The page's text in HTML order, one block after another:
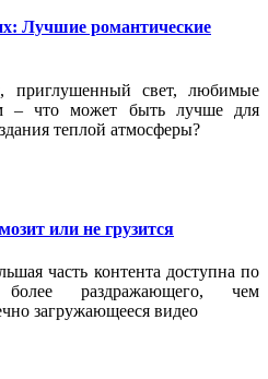
Лучшие романтические
приглушенный свет, любимые
– что может быть лучше для
теплой атмосферы?
или не грузится
часть контента доступна по
раздражающего, чем
загружающееся видео